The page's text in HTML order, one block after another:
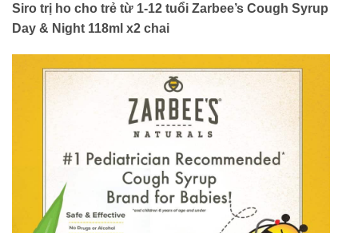
Siro trị ho cho trẻ từ 1-12 tuổi Zarbee’s Cough Syrup
Day & Night 118ml x2 chai